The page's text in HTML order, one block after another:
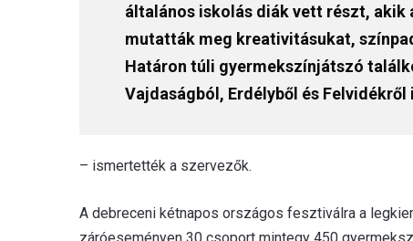
általános iskolás diák vett részt, akik
mutatták meg kreativitásukat,
Határon túli gyermekszínjátszó
Vajdaságból, Erdélyből és Felvidékről
– ismertették a szervezők.
A debreceni kétnapos országos fesztiválra a